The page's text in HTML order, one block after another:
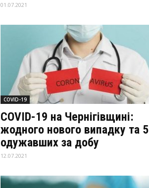
01.07.2021
COVID-19
COVID-19 на Чернігівщині:
жодного нового випадку та 5
одужавших за добу
12.07.2021